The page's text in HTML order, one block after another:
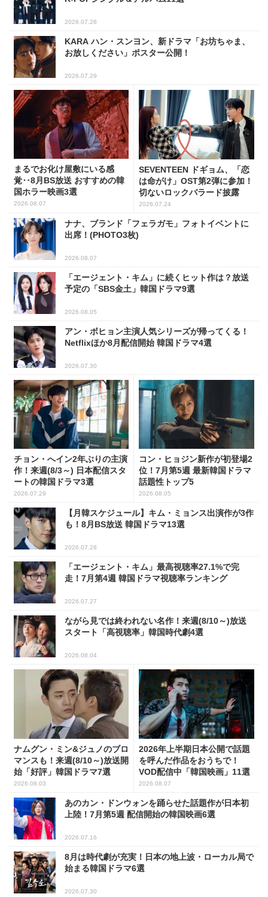
2026.07.28
KARA ハン・スンヨン、新ドラマ「お坊ちゃま、
お放しください」ポスター公開！
2026.07.29
まるでお化け屋敷にいる感
覚‥8月BS放送 おすすめの韓
国ホラー映画3選
2026.08.07
SEVENTEEN ドギョム、「恋
は命がけ」OST第2弾に参加！
切ないロックバラード披露
2026.07.24
ナナ、ブランド「フェラガモ」フォトイベントに
出席！(PHOTO3枚)
2026.08.07
「エージェント・キム」に続くヒット作は？放送
予定の「SBS金土」韓国ドラマ9選
2026.08.05
アン・ボヒョン主演人気シリーズが帰ってくる！
Netflixほか8月配信開始 韓国ドラマ4選
2026.07.30
チョン・へイン2年ぶりの主演
作！来週(8/3～) 日本配信スタ
ートの韓国ドラマ3選
2026.07.29
コン・ヒョジン新作が初登場2
位！7月第5週 最新韓国ドラマ
話題性トップ5
2026.08.05
【月韓スケジュール】キム・ミョンス出演作が3作
も！8月BS放送 韓国ドラマ13選
2026.07.28
「エージェント・キム」最高視聴率27.1%で完
走！7月第4週 韓国ドラマ視聴率ランキング
2026.07.27
ながら見では終われない名作！来週(8/10～)放送
スタート「高視聴率」韓国時代劇4選
2026.08.04
ナムグン・ミン&ジュノのブロ
マンスも！来週(8/10～)放送開
始「好評」韓国ドラマ7選
2026.08.03
2026年上半期日本公開で話題
を呼んだ作品をおうちで！
VOD配信中「韓国映画」11選
2026.08.07
あのカン・ドンウォンを踊らせた話題作が日本初
上陸！7月第5週 配信開始の韓国映画6選
2026.07.16
8月は時代劇が充実！日本の地上波・ローカル局で
始まる韓国ドラマ6選
2026.07.30